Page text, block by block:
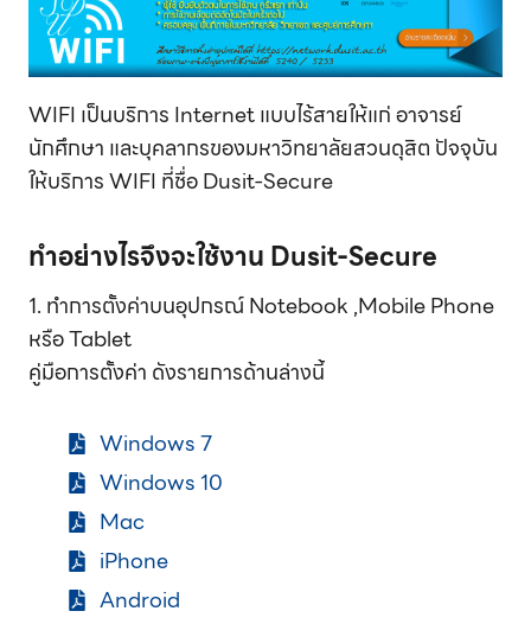
WIFI เป็นบริการ Internet แบบไร้สายให้แก่ อาจารย์
นักศึกษา และบุคลากรของมหาวิทยาลัยสวนดุสิต ปัจจุบัน
ให้บริการ WIFI ที่ชื่อ Dusit-Secure
ทำอย่างไรจึงจะใช้งาน Dusit-Secure
1. ทำการตั้งค่าบนอุปกรณ์ Notebook ,Mobile Phone
หรือ Tablet
คู่มือการตั้งค่า ดังรายการด้านล่างนี้
Windows 7
Windows 10
Mac
iPhone
Android